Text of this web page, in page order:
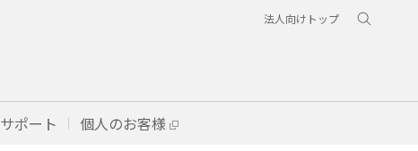
法人向けトップ
サポート 個人のお客様